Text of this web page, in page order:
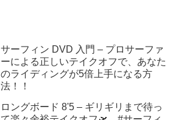
サーフィン DVD 入門 – プロサーファ
ーによる正しいテイクオフで、あなた
のライディングが5倍上手になる方
法！！
ロングボード 8'5 – ギリギリまで待っ